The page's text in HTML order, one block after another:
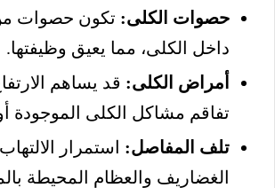
حصوات الكلى: تكون حصوات من
داخل الكلى، مما يعيق وظيفتها.
أمراض الكلى: قد يساهم
تفاقم مشاكل الكلى الموجودة
تلف المفاصل: استمرار
الغضاريف والعظام المحيطة